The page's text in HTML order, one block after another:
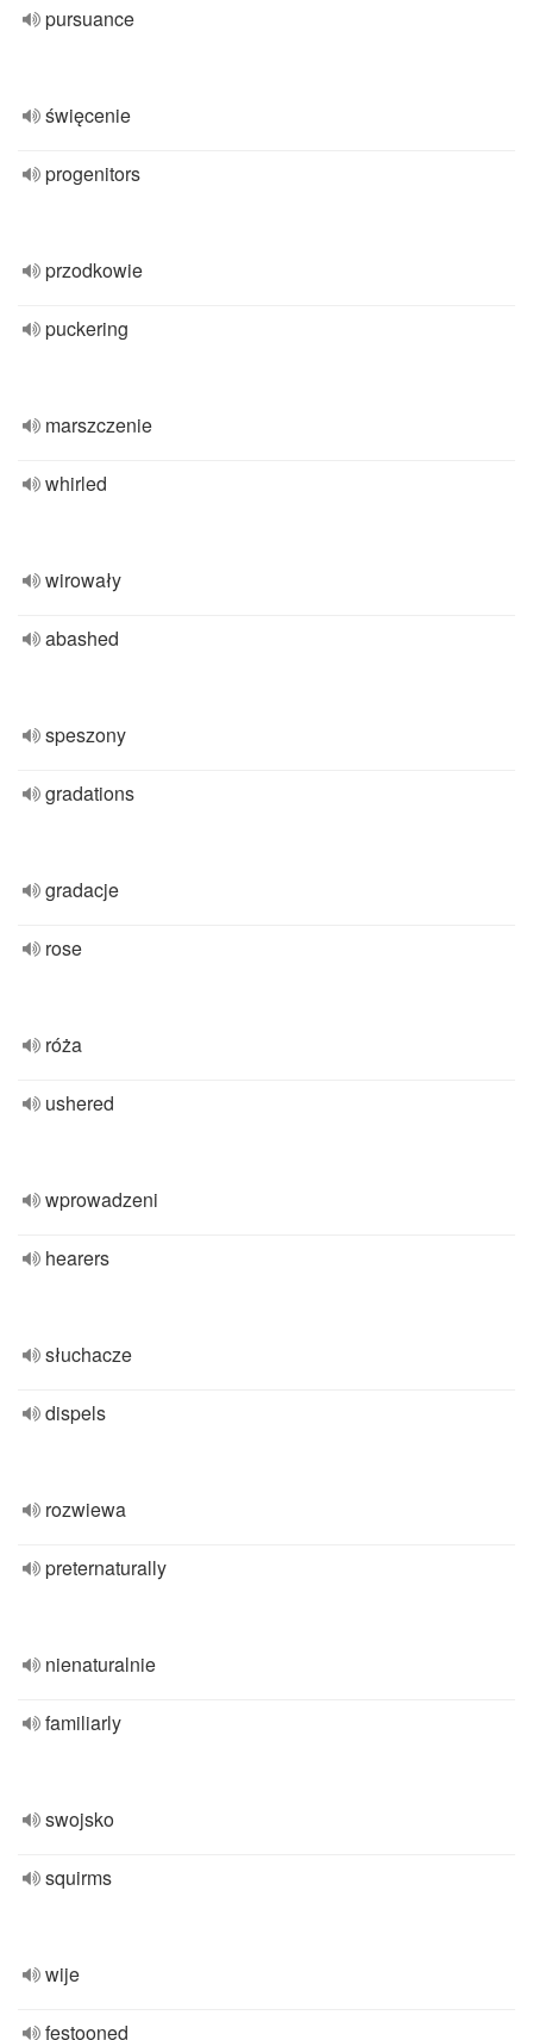
pursuance
święcenie
progenitors
przodkowie
puckering
marszczenie
whirled
wirowały
abashed
speszony
gradations
gradacje
rose
róża
ushered
wprowadzeni
hearers
słuchacze
dispels
rozwiewa
preternaturally
nienaturalnie
familiarly
swojsko
squirms
wije
festooned